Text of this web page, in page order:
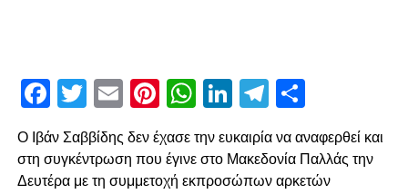
Facebook
Twitter
EmailPinterest
WhatsApp
LinkedIn
Telegram
Ο Ιβάν Σαββίδης δεν έχασε την ευκαιρία να αναφερθεί και
στη συγκέντρωση που έγινε στο Μακεδονία Παλλάς την
Δευτέρα με τη συμμετοχή εκπροσώπων αρκετών